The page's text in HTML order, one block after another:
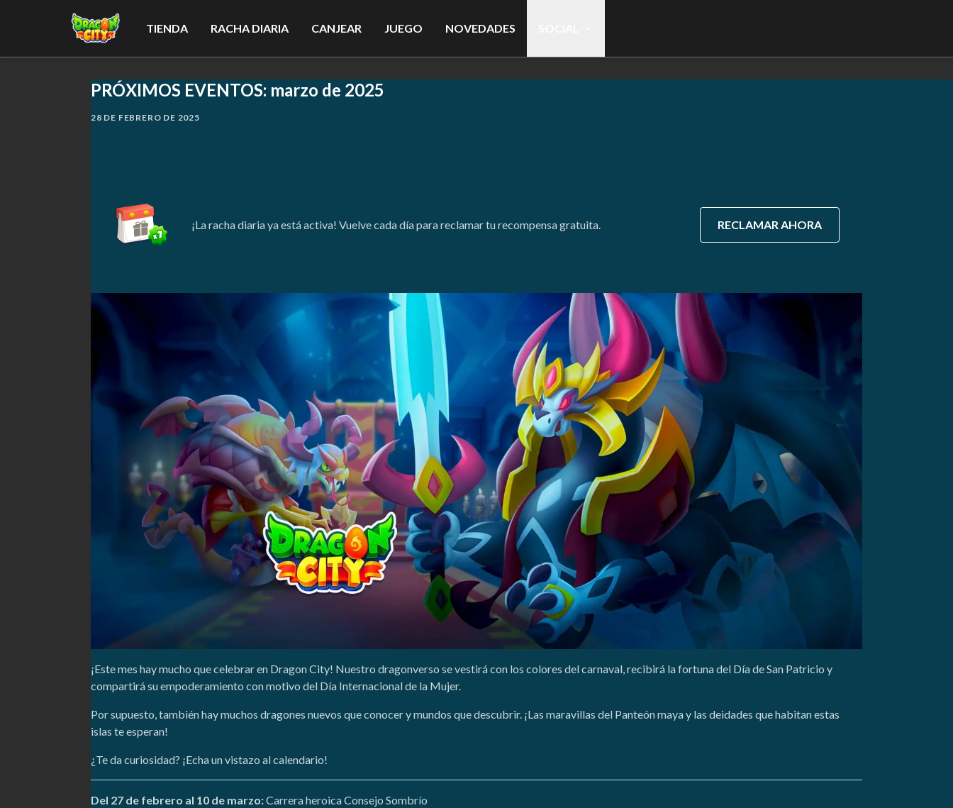
TIENDA RACHA DIARIA CANJEAR JUEGO NOVEDADES
PRÓXIMOS EVENTOS: marzo de 2025
28 DE FEBRERO DE 2025
¡La racha diaria ya está activa! Vuelve cada día para reclamar tu recompensa gratuita. RECLAMAR AHORA
¡Este mes hay mucho que celebrar en Dragon City! Nuestro dragonverso se vestirá con los colores del carnaval, recibirá la fortuna del Día de San Patricio y
compartirá su empoderamiento con motivo del Día Internacional de la Mujer.
Por supuesto, también hay muchos dragones nuevos que conocer y mundos que descubrir. ¡Las maravillas del Panteón maya y las deidades que habitan estas
islas te esperan!
¿Te da curiosidad? ¡Echa un vistazo al calendario!
Del 27 de febrero al 10 de marzo:Carrera heroica Consejo Sombrío